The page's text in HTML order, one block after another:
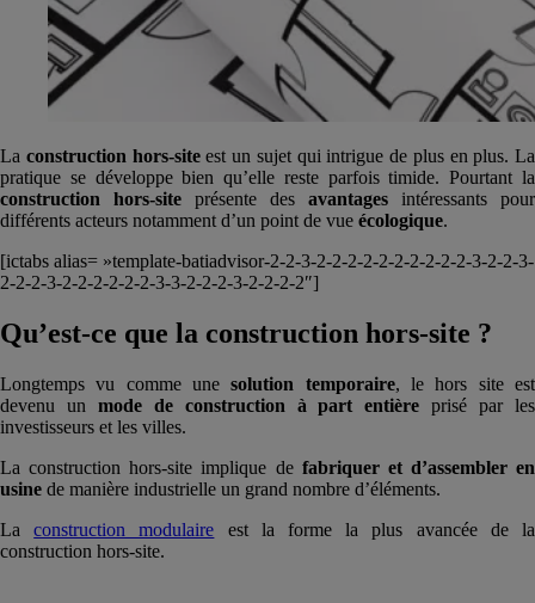
La construction hors-siteest un sujet qui intrigue de plus en plus. La
pratique se développe bien qu’elle reste parfois timide. Pourtant la
construction hors-site présente des avantages intéressants pour
différents acteurs notamment d’un point de vue écologique.
[ictabs alias= »template-batiadvisor-2-2-3-2-2-2-2-2-2-2-2-2-2-3-2-2-3-
2-2-2-3-2-2-2-2-2-2-3-3-2-2-2-3-2-2-2-2″]
Qu’est-ce que la construction hors-site ?
Longtemps vu comme unesolution temporaire, le hors site est
devenu un mode de construction à part entière prisé par les
investisseurs et les villes.
La construction hors-site implique de fabriquer et d’assembler en
usine de manière industrielle un grand nombre d’éléments.
Laconstruction modulaire est la forme la plus avancée de la
construction hors-site.